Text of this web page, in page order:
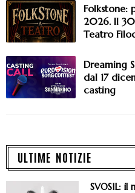
Folkstone:
2026. Il
Teatro
Dreaming
dal 17
casting
ULTIME NOTIZIE
SVOSIL: il